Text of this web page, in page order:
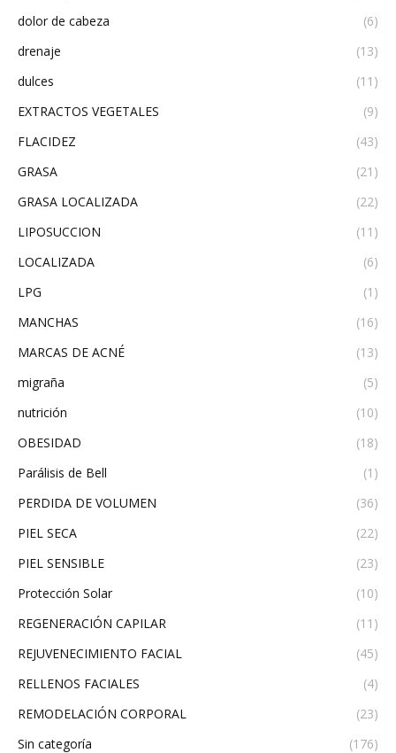
dolor de cabeza
(6)
drenaje
(13)
dulces
(11)
EXTRACTOS VEGETALES
(9)
FLACIDEZ
(43)
GRASA
(21)
GRASA LOCALIZADA
(22)
LIPOSUCCION
(11)
LOCALIZADA
(6)
LPG
(1)
MANCHAS
(16)
MARCAS DE ACNÉ
(13)
migraña
(5)
nutrición
(10)
OBESIDAD
(18)
Parálisis de Bell
(1)
PERDIDA DE VOLUMEN
(36)
PIEL SECA
(22)
PIEL SENSIBLE
(23)
Protección Solar
(10)
REGENERACIÓN CAPILAR
(11)
REJUVENECIMIENTO FACIAL
(45)
RELLENOS FACIALES
(4)
REMODELACIÓN CORPORAL
(23)
Sin categoría
(176)